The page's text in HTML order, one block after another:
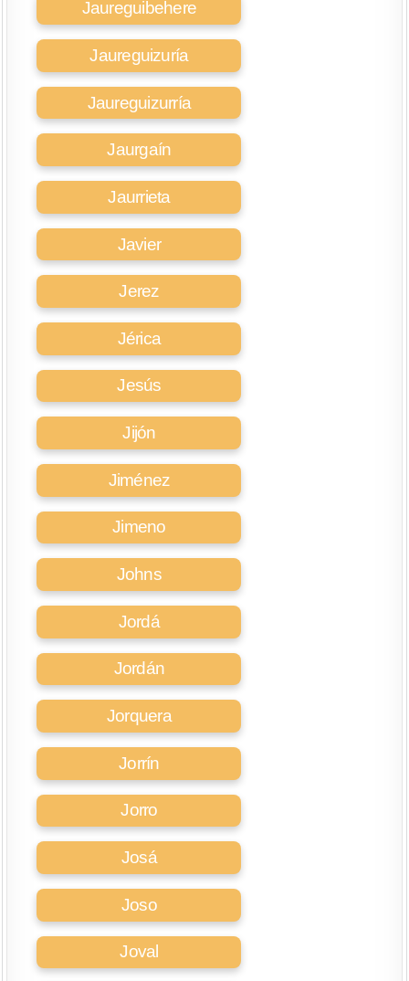
Jaureguibehere
Jaureguizuría
Jaureguizurría
Jaurgaín
Jaurrieta
Javier
Jerez
Jérica
Jesús
Jijón
Jiménez
Jimeno
Johns
Jordá
Jordán
Jorquera
Jorrín
Jorro
Josá
Joso
Joval